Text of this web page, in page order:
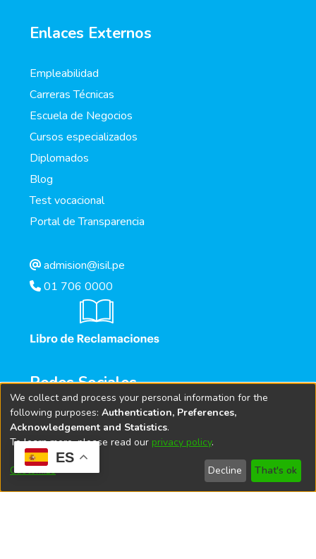
ES
Enlaces Externos
Empleabilidad
Carreras Técnicas
Escuela de Negocios
Cursos especializados
Diplomados
Blog
Test vocacional
Portal de Transparencia
admision@isil.pe
01 706 0000
Redes Sociales
We collect and process your personal information for the
following purposes: Authentication, Preferences,
Acknowledgement and Statistics.
To learn more, please read our privacy policy.
Customize Decline That's ok